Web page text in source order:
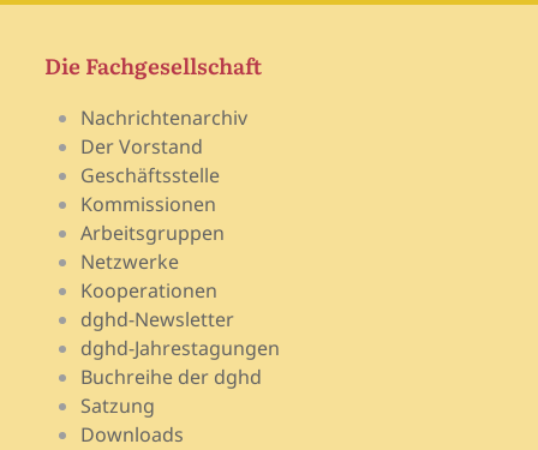
Die Fachgesellschaft
Nachrichtenarchiv
Der Vorstand
Geschäftsstelle
Kommissionen
Arbeitsgruppen
Netzwerke
Kooperationen
dghd-Newsletter
dghd-Jahrestagungen
Buchreihe der dghd
Satzung
Downloads